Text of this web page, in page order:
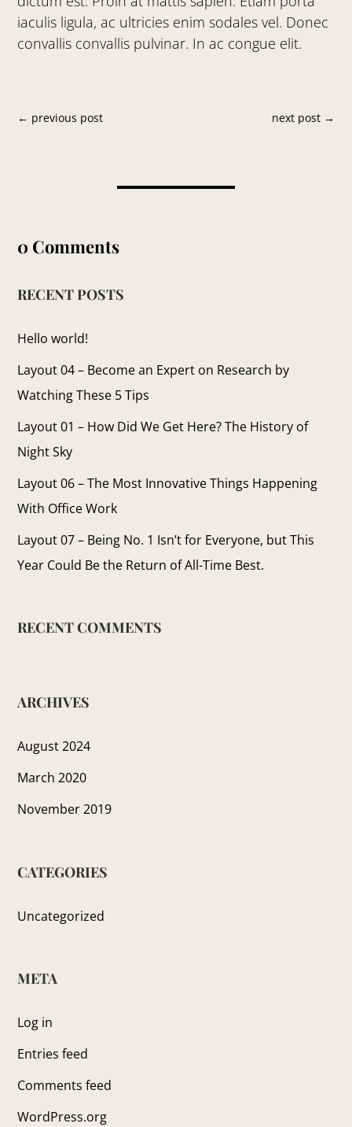
iaculis ligula, ac ultricies enim sodales vel. Donec
convallis convallis pulvinar. In ac congue elit.
← previous post next post→
0 Comments
RECENT POSTS
Hello world!
Layout 04 – Become an Expert on Research by
Watching These 5 Tips
Layout 01 – How Did We Get Here? The History of
Night Sky
Layout 06 – The Most Innovative Things Happening
With Office Work
Layout 07 – Being No. 1 Isn’t for Everyone, but This
Year Could Be the Return of All-Time Best.
RECENT COMMENTS
ARCHIVES
August 2024
March 2020
November 2019
CATEGORIES
Uncategorized
META
Log in
Entries feed
Comments feed
WordPress.org